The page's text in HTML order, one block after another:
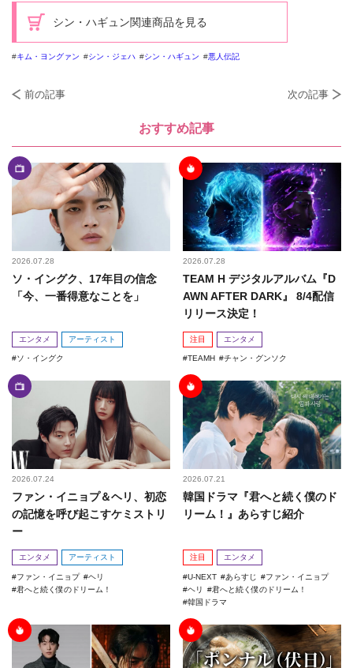
シン・ハギュン関連商品を見る
キム・ヨングァン シン・ジェハ シン・ハギュン 悪人伝記
前の記事 次の記事
おすすめ記事
2026.07.28
ソ・イングク、17年目の信念
「今、一番得意なことを」
エンタメ アーティスト
ソ・イングク
2026.07.28
TEAM H デジタルアルバム『D
AWN AFTER DARK』 8/4配信
リリース決定！
注目 エンタメ
TEAMH チャン・グンソク
2026.07.24
ファン・イニョプ＆ヘリ、初恋
の記憶を呼び起こすケミストリ
ー
エンタメ アーティスト
ファン・イニョプ
ヘリ
君へと続く僕のドリーム！
2026.07.21
韓国ドラマ『君へと続く僕のド
リーム！』あらすじ紹介
注目 エンタメ
U-NEXT あらすじ
ファン・イニョプ
ヘリ
君へと続く僕のドリーム！
韓国ドラマ